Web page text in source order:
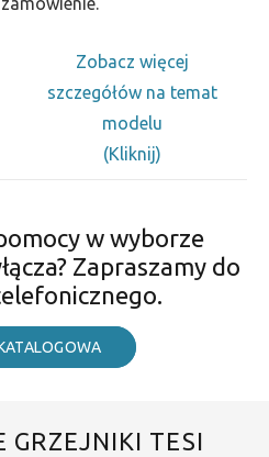
Zobacz więcej
szczegółów na temat
modelu
(Kliknij)
w wyborze
Zapraszamy do
GRZEJNIKI TESI